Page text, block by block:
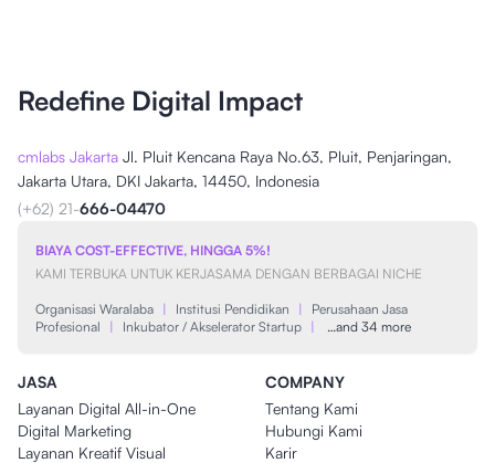
Redefine Digital Impact
cmlabs Jakarta Jl. Pluit Kencana Raya No.63, Pluit, Penjaringan,
Jakarta Utara, DKI Jakarta, 14450, Indonesia
(+62) 21-666-04470
BIAYA COST-EFFECTIVE, HINGGA 5%!
KAMI TERBUKA UNTUK KERJASAMA DENGAN BERBAGAI NICHE
Organisasi Waralaba | Institusi Pendidikan |
Perusahaan Jasa
Profesional
| Inkubator / Akselerator Startup | …and 34 more
JASA
Layanan Digital All-in-One
Digital Marketing
Layanan Kreatif Visual
COMPANY
Tentang Kami
Hubungi Kami
Karir